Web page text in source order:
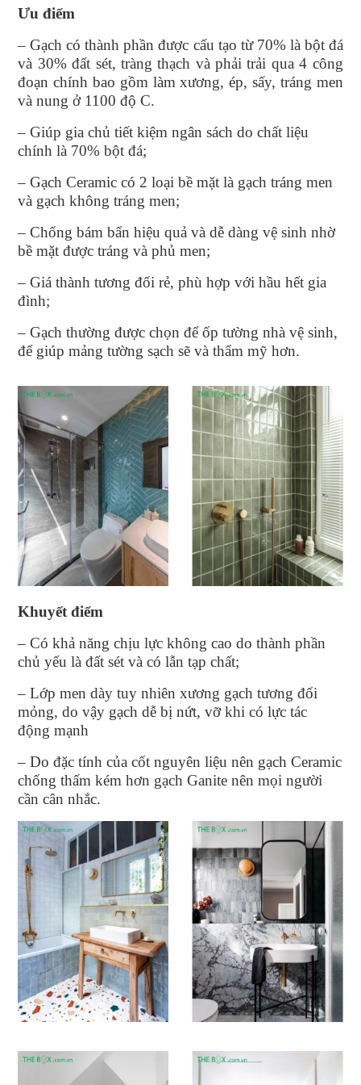
Ưu điểm
– Gạch có thành phần được cấu tạo từ 70% là bột đá
và 30% đất sét, tràng thạch và phải trải qua 4 công
đoạn chính bao gồm làm xương, ép, sấy, tráng men
và nung ở 1100 độ C.
– Giúp gia chủ tiết kiệm ngân sách do chất liệu
chính là 70% bột đá;
– Gạch Ceramic có 2 loại bề mặt là gạch tráng men
và gạch không tráng men;
– Chống bám bẩn hiệu quả và dễ dàng vệ sinh nhờ
bề mặt được tráng và phủ men;
– Giá thành tương đối rẻ, phù hợp với hầu hết gia
đình;
– Gạch thường được chọn để ốp tường nhà vệ sinh,
để giúp mảng tường sạch sẽ và thẩm mỹ hơn.
Khuyết điểm
– Có khả năng chịu lực không cao do thành phần
chủ yếu là đất sét và có lẫn tạp chất;
– Lớp men dày tuy nhiên xương gạch tương đối
mỏng, do vậy gạch dễ bị nứt, vỡ khi có lực tác
động mạnh
– Do đặc tính của cốt nguyên liệu nên gạch Ceramic
chống thấm kém hơn gạch Ganite nên mọi người
cần cân nhắc.